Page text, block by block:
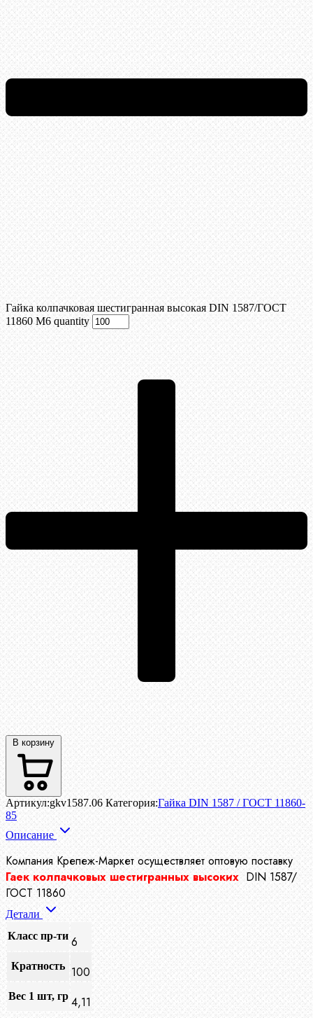
Гайка колпачковая шестигранная высокая DIN 1587/ГОСТ
11860 М6 quantity
В корзину
Артикул:gkv1587.06 Категория:Гайка DIN 1587 / ГОСТ 11860-
85
Описание
Компания Крепеж-Маркет осуществляет оптовую поставку
Гаек колпачковых шестигранных высоких DIN 1587/
ГОСТ 11860
Детали
Класс пр-ти 6
Кратность 100
Вес 1 шт, гр 4,11